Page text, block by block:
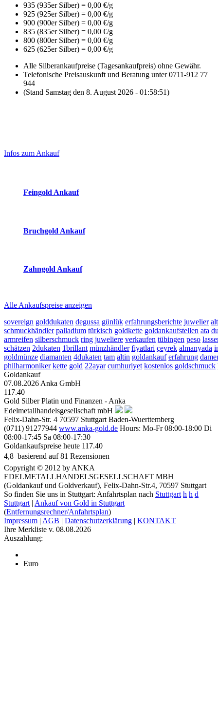
935 (935er Silber) = 0,00 €/g
925 (925er Silber) = 0,00 €/g
900 (900er Silber) = 0,00 €/g
835 (835er Silber) = 0,00 €/g
800 (800er Silber) = 0,00 €/g
625 (625er Silber) = 0,00 €/g
Alle Silberankaufpreise (Tagesankaufpreis) ohne Gewähr.
Telefonische Preisauskunft und Beratung unter 0711-912 77
944
(Stand Samstag den 8. August 2026 - 01:58:51)
Sidebar
Infos zum Ankauf
Feingold Ankauf
Bruchgold Ankauf
Zahngold Ankauf
Alle Ankaufspreise anzeigen
sovereign golddukaten degussa günlük erfahrungsberichte juwelier
schmuckhändler palladium türkisch goldkette goldankaufstellen ata
armreifen silberschmuck ring juweliere verkaufen tübingen peso
schätzen 2dukaten 1brillant münzhändler fiyatlari çeyrek almanyada
goldmünze diamanten 4dukaten tam altin goldankauf erfahrung
philharmoniker kette gold 22ayar cumhuriyet kostenlos goldschmuck
Goldankauf
07.08.2026 Anka GmbH
117.40
Gold Silber Platin und Finanzen - Anka
Edelmetallhandelsgesellschaft mbH
Felix-Dahn-Str. 4 70597 Stuttgart Baden-Wuerttemberg
(0711) 91277944 www.anka-gold.de Hours: Mo-Fr 08:00-18:00 Di
08:00-17:45 Sa 08:00-17:30
Goldankaufspreise heute 117.40
4,8  basierend auf81 Rezensionen
Copyright © 2012 by ANKA
EDELMETALLHANDELSGESELLSCHAFT MBH
(Goldankauf und Goldverkauf), Felix-Dahn-Str.4, 70597 Stuttgart
So finden Sie uns in Stuttgart: Anfahrtsplan nach Stuttgart h h d
Stuttgart | Ankauf von Gold in Stuttgart
(Entfernungsrechner/Anfahrtsplan)
Impressum | AGB | Datenschutzerklärung | KONTAKT
Ihre Merkliste v. 08.08.2026
Auszahlung:
Euro